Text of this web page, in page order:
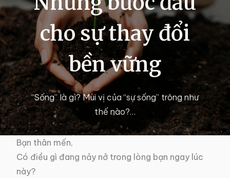
cho sự thay đổi
bền vững
“Sống” là gì? Mùi vị của “sự sống” trông như
thế nào?…
Bạn thân mến,
Có điều gì đang nảy nở trong lòng bạn ngay lúc
này?